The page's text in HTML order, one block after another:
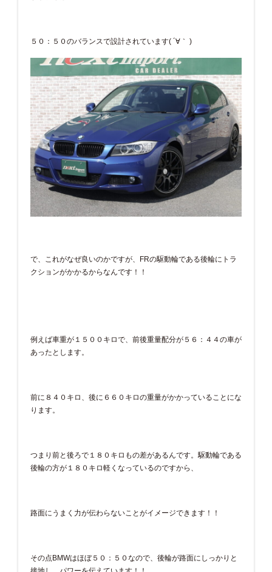
５０：５０のバランスで設計されています( ´∀｀ )
で、これがなぜ良いのかですが、FRの駆動輪である後輪にトラ
クションがかかるからなんです！！
例えば車重が１５００キロで、前後重量配分が５６：４４の車が
あったとします。
前に８４０キロ、後に６６０キロの重量がかかっていることにな
ります。
つまり前と後ろで１８０キロもの差があるんです。駆動輪である
後輪の方が１８０キロ軽くなっているのですから、
路面にうまく力が伝わらないことがイメージできます！！
その点BMWはほぼ５０：５０なので、後輪が路面にしっかりと